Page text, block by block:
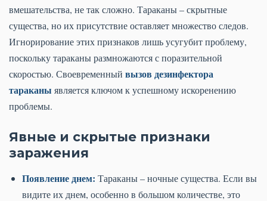
вмешательства, не так сложно. Тараканы – скрытные
существа, но их присутствие оставляет множество следов.
Игнорирование этих признаков лишь усугубит проблему,
поскольку тараканы размножаются с поразительной
скоростью. Своевременный вызов дезинфектора
тараканы является ключом к успешному искоренению
проблемы.
Явные и скрытые признаки
заражения
Появление днем: Тараканы – ночные существа. Если вы
видите их днем, особенно в большом количестве, это